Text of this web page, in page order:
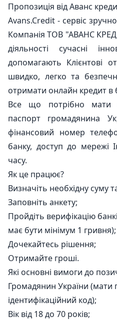
Пропозиція від Аванс
Avans.Credit - сервіс
Компанія ТОВ "АВАНС
діяльності сучасні
допомагають Клієнтові
швидко, легко та
отримати онлайн кредит в
Все що потрібно мати
паспорт громадянина
фінансовий номер
банку, доступ до мережі
часу.
Як це працює?
Визначіть необхідну суму
Заповніть анкету;
Пройдіть верифікацію
має бути мінімум 1 гривня);
Дочекайтесь рішення;
Отримайте гроші.
Які основні вимоги до
Громадянин України (мати
ідентифікаційний код);
Вік від 18 до 70 років;